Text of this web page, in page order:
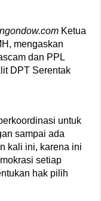
Ketua
mengaskan
dan PPL
DPT Serentak
untuk
sampai ada
kali ini, karena ini
setiap
hak pilih